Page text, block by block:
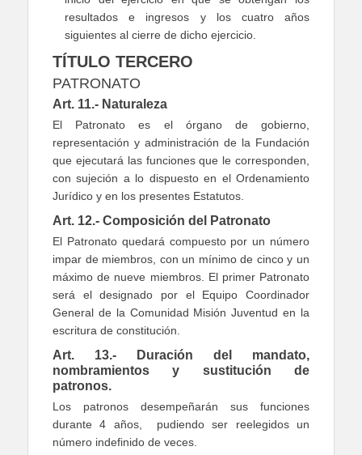
resultados e ingresos y los cuatro años
siguientes al cierre de dicho ejercicio.
TÍTULO TERCERO
PATRONATO
Art. 11.- Naturaleza
El Patronato es el órgano de gobierno,
representación y administración de la Fundación
que ejecutará las funciones que le corresponden,
con sujeción a lo dispuesto en el Ordenamiento
Jurídico y en los presentes Estatutos.
Art. 12.- Composición del Patronato
El Patronato quedará compuesto por un número
impar de miembros, con un mínimo de cinco y un
máximo de nueve miembros. El primer Patronato
será el designado por el Equipo Coordinador
General de la Comunidad Misión Juventud en la
escritura de constitución.
Art. 13.- Duración del mandato,
nombramientos y sustitución de
patronos.
Los patronos desempeñarán sus funciones
durante 4 años, pudiendo ser reelegidos un
número indefinido de veces.